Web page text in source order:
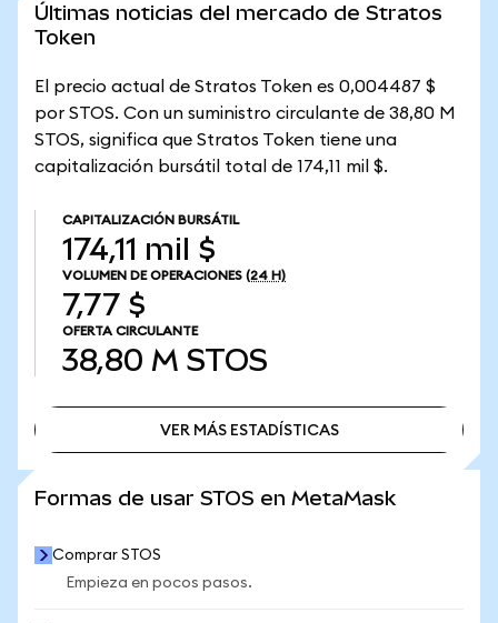
Últimas noticias del mercado de Stratos
Token
El precio actual de Stratos Token es 0,004487 $
por STOS. Con un suministro circulante de 38,80 M
STOS, significa que Stratos Token tiene una
capitalización bursátil total de 174,11 mil $.
CAPITALIZACIÓN BURSÁTIL
174,11 mil $
VOLUMEN DE OPERACIONES (24 H)
7,77 $
OFERTA CIRCULANTE
38,80 M STOS
VER MÁS ESTADÍSTICAS
Formas de usar STOS en MetaMask
Comprar STOS
Empieza en pocos pasos.